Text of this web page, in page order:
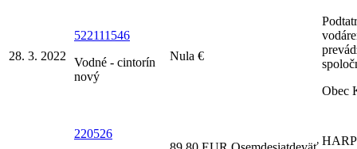
28. 3. 2022
522111546
Vodné - cintorín
nový
Nula €
Obec
220526